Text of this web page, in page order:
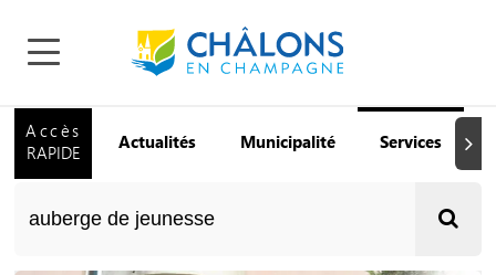
Accès
RAPIDE
Actualités Municipalité Services